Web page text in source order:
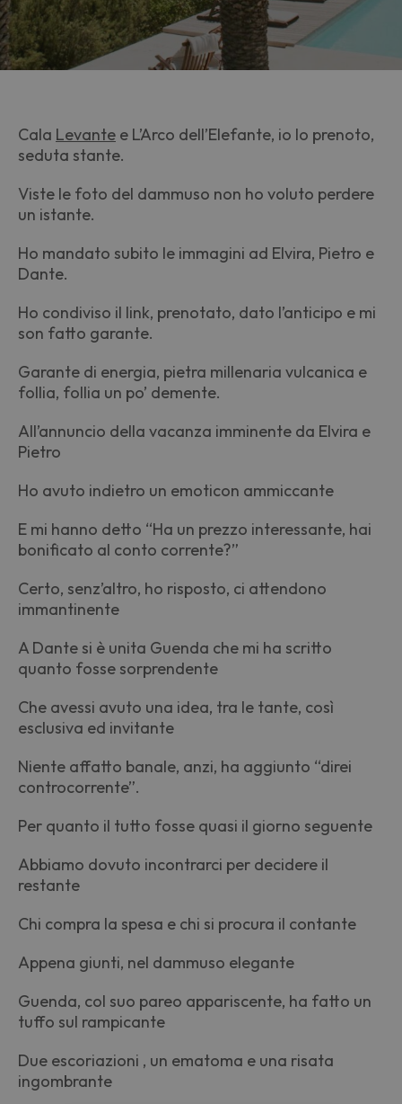
Cala Levante e L’Arco dell’Elefante, io lo prenoto,
seduta stante.
Viste le foto del dammuso non ho voluto perdere
un istante.
Ho mandato subito le immagini ad Elvira, Pietro e
Dante.
Ho condiviso il link, prenotato, dato l’anticipo e mi
son fatto garante.
Garante di energia, pietra millenaria vulcanica e
follia, follia un po’ demente.
All’annuncio della vacanza imminente da Elvira e
Pietro
Ho avuto indietro un emoticon ammiccante
E mi hanno detto “Ha un prezzo interessante, hai
bonificato al conto corrente?”
Certo, senz’altro, ho risposto, ci attendono
immantinente
A Dante si è unita Guenda che mi ha scritto
quanto fosse sorprendente
Che avessi avuto una idea, tra le tante, così
esclusiva ed invitante
Niente affatto banale, anzi, ha aggiunto “direi
controcorrente”.
Per quanto il tutto fosse quasi il giorno seguente
Abbiamo dovuto incontrarci per decidere il
restante
Chi compra la spesa e chi si procura il contante
Appena giunti, nel dammuso elegante
Guenda, col suo pareo appariscente, ha fatto un
tuffo sul rampicante
Due escoriazioni , un ematoma e una risata
ingombrante